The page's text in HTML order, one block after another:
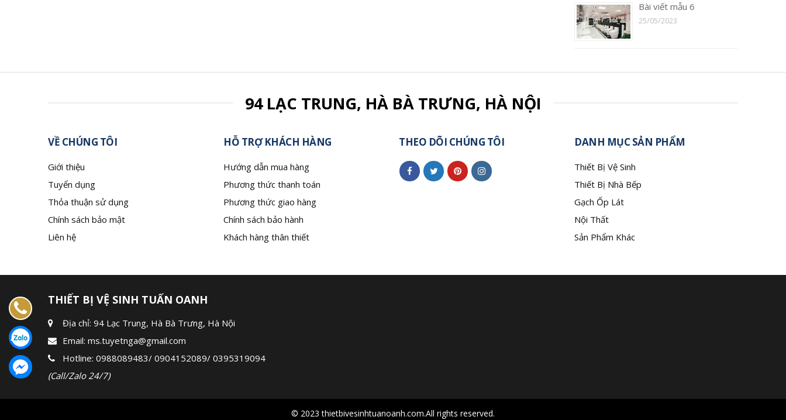
Bài viết mẫu 6
25/05/2023
94 LẠC TRUNG, HÀ BÀ TRƯNG, HÀ NỘI
VỀ CHÚNG TÔI
Giới thiệu
Tuyển dụng
Thỏa thuận sử dụng
Chính sách bảo mật
Liên hệ
HỖ TRỢ KHÁCH HÀNG
Hướng dẫn mua hàng
Phương thức thanh toán
Phương thức giao hàng
Chính sách bảo hành
Khách hàng thân thiết
THEO DÕI CHÚNG TÔI DANH MỤC SẢN PHẨM
Thiết Bị Vệ Sinh
Thiết Bị Nhà Bếp
Gạch Ốp Lát
Nội Thất
Sản Phẩm Khác
THIẾT BỊ VỆ SINH TUẤN OANH
Địa chỉ: 94 Lạc Trung, Hà Bà Trưng, Hà Nội
Email: ms.tuyetnga@gmail.com
Hotline: 0988089483/ 0904152089/ 0395319094
(Call/Zalo 24/7)
© 2023 thietbivesinhtuanoanh.com.All rights reserved.